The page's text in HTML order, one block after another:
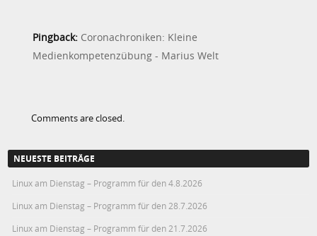
Pingback: Coronachroniken: Kleine
Medienkompetenzübung - Marius Welt
Comments are closed.
NEUESTE BEITRÄGE
Linux am Dienstag – Programm für den 4.8.2026
Linux am Dienstag – Programm für den 28.7.2026
Linux am Dienstag – Programm für den 21.7.2026